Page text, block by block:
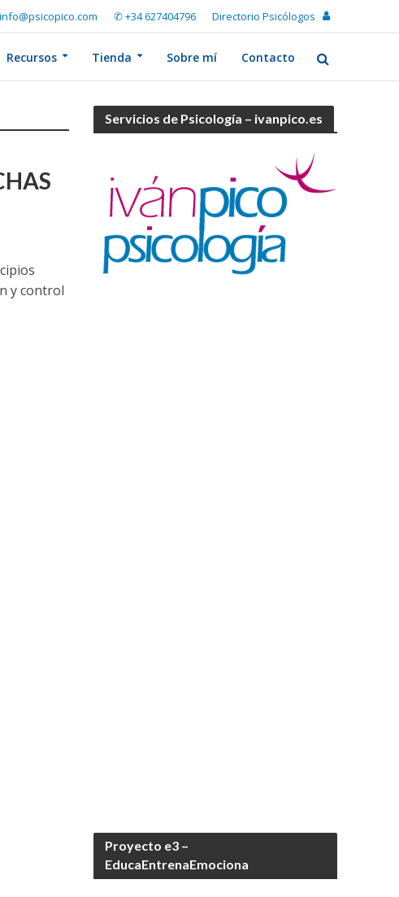
info@psicopico.com ✆ +34 627404796 Directorio Psicólogos
Recursos Tienda Sobre mí Contacto
y control
Servicios de Psicología – ivanpico.es
Proyecto e3 –
EducaEntrenaEmociona